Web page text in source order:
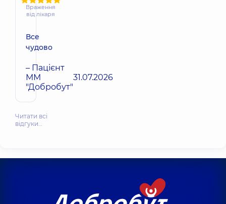
Враження
від лікаря
Все
чудово
– Пацієнт
ММ
"Добробут"
31.07.2026
Читати всі
відгуки…